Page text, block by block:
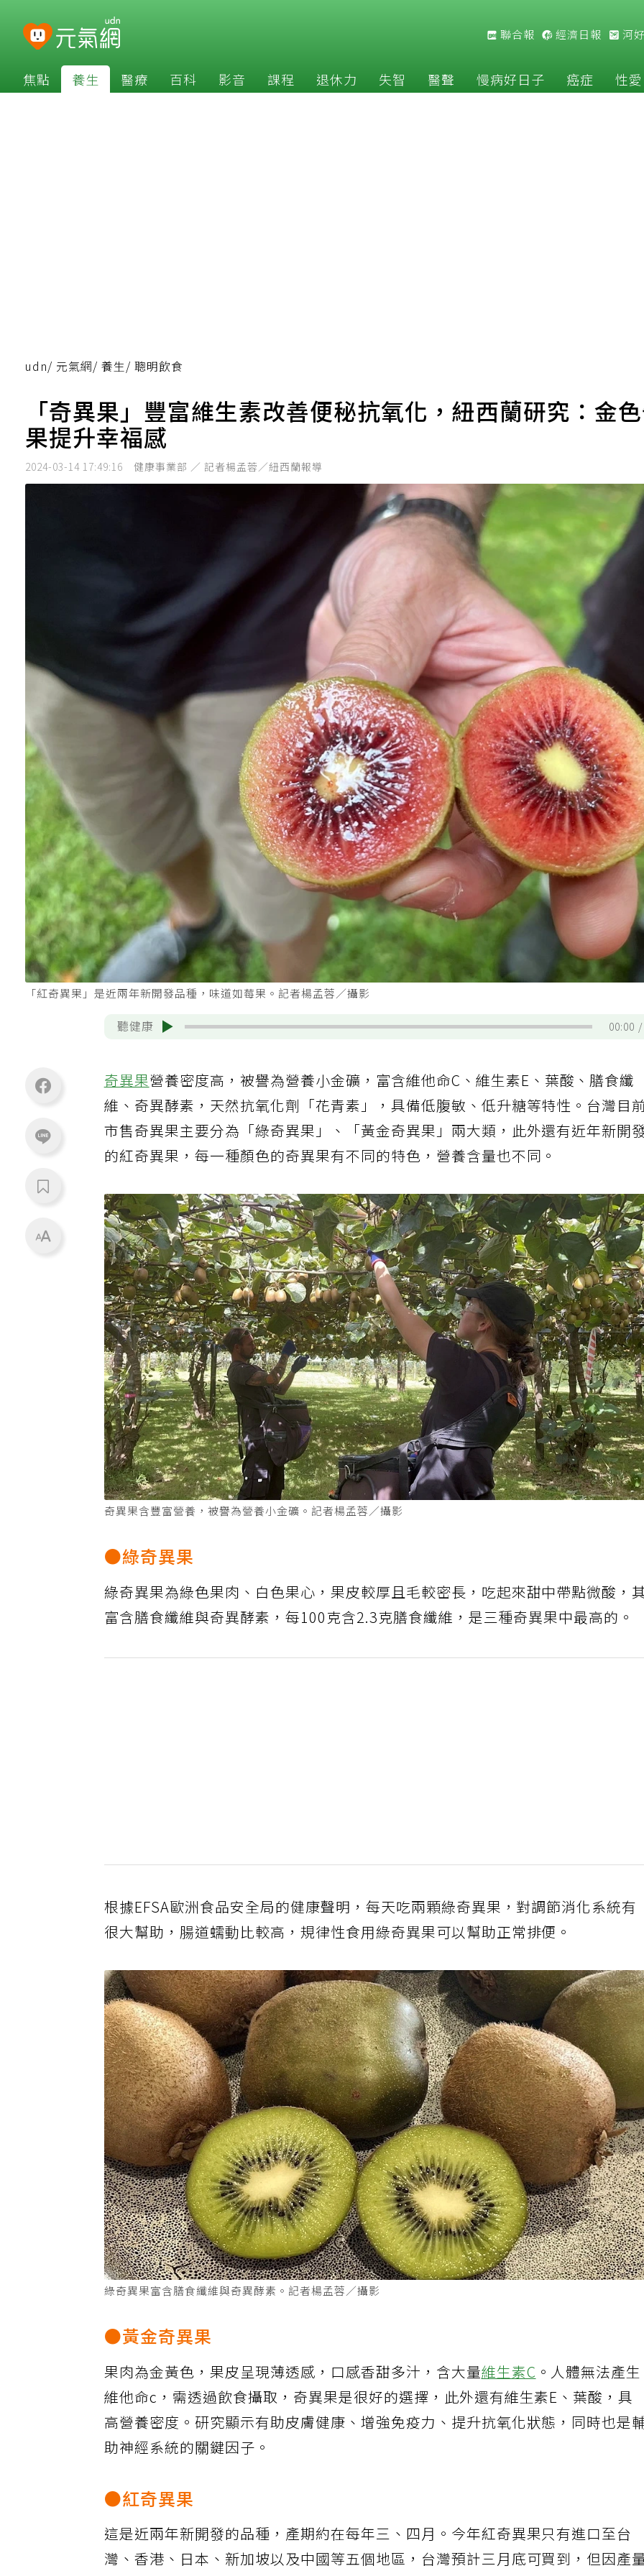
聯合報 經濟日報 河
焦點 養生 醫療 百科 影音 課程 退休力 失智 醫聲 慢病好日子 癌症 性愛
udn/ 元氣網/ 養生/ 聰明飲食
「奇異果」豐富維生素改善便秘抗氧化，紐西蘭研究：金
果提升幸福感
2024-03-14 17:49:16 健康事業部 ／ 記者楊孟蓉／紐西蘭報導
「紅奇異果」是近兩年新開發品種，味道如莓果。記者楊孟蓉／攝影
聽健康 00:00
奇異果營養密度高，被譽為營養小金礦，富含維他命C、維生素E、葉酸、膳食纖
維、奇異酵素，天然抗氧化劑「花青素」，具備低腹敏、低升糖等特性。台灣目
市售奇異果主要分為「綠奇異果」、「黃金奇異果」兩大類，此外還有近年新開
的紅奇異果，每一種顏色的奇異果有不同的特色，營養含量也不同。
奇異果含豐富營養，被譽為營養小金礦。記者楊孟蓉／攝影
●綠奇異果
綠奇異果為綠色果肉、白色果心，果皮較厚且毛較密長，吃起來甜中帶點微酸，
富含膳食纖維與奇異酵素，每100克含2.3克膳食纖維，是三種奇異果中最高的。
根據EFSA歐洲食品安全局的健康聲明，每天吃兩顆綠奇異果，對調節消化系統有
很大幫助，腸道蠕動比較高，規律性食用綠奇異果可以幫助正常排便。
●黃金奇異果
果肉為金黃色，果皮呈現薄透感，口感香甜多汁，含大量維生素C
。人體無法產生
維他命c，需透過飲食攝取，奇異果是很好的選擇，此外還有維生素E、葉酸，具
高營養密度。研究顯示有助皮膚健康、增強免疫力、提升抗氧化狀態，同時也是
助神經系統的關鍵因子。
●紅奇異果
這是近兩年新開發的品種，產期約在每年三、四月。今年紅奇異果只有進口至台
灣、香港、日本、新加坡以及中國等五個地區，台灣預計三月底可買到，但因產